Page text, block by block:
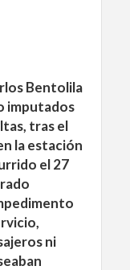
Bentolila
imputados
tras el
la estación
el 27
ni